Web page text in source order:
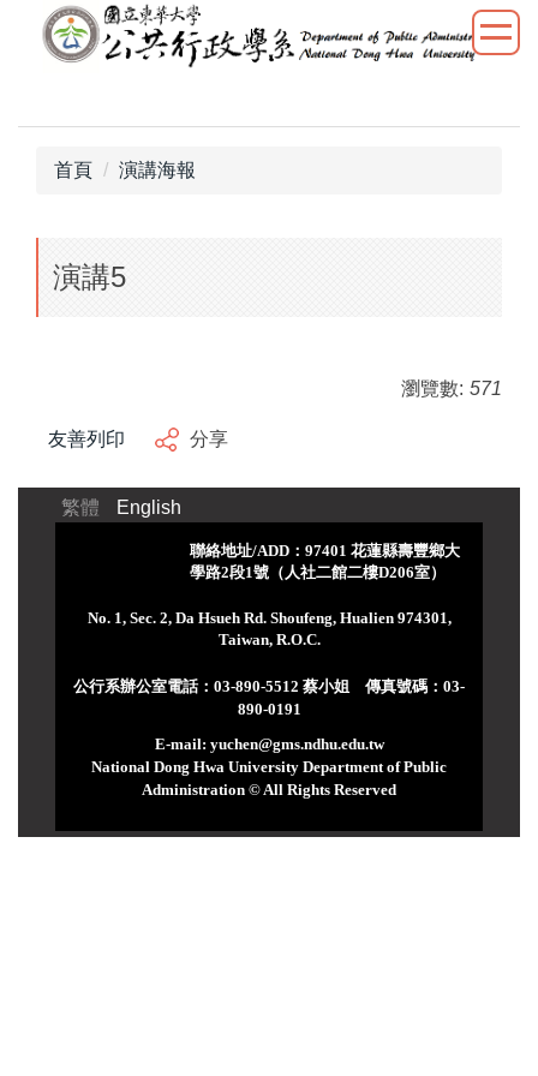
內
首頁 演講海報
演講5
瀏覽數: 571
友善列印 分享
繁體 English
聯絡地址/ADD：97401 花蓮縣壽豐鄉大
學路2段1號（人社二館二樓D206室）
No. 1, Sec. 2, Da Hsueh Rd. Shoufeng, Hualien 974301,
Taiwan, R.O.C.
公行系辦公室電話：03-890-5512 蔡小姐 傳真號碼：03-
890-0191
E-mail: yuchen@gms.ndhu.edu.tw
National Dong Hwa University Department of Public
Administration © All Rights Reserved